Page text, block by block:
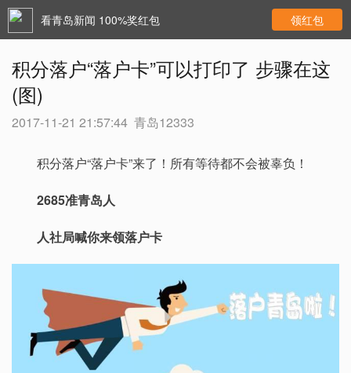
看青岛新闻 100%奖红包 领红包
积分落户“落户卡”可以打印了 步骤在这
(图)
2017-11-21 21:57:44 青岛12333
积分落户“落户卡”来了！所有等待都不会被辜负！
2685准青岛人
人社局喊你来领落户卡